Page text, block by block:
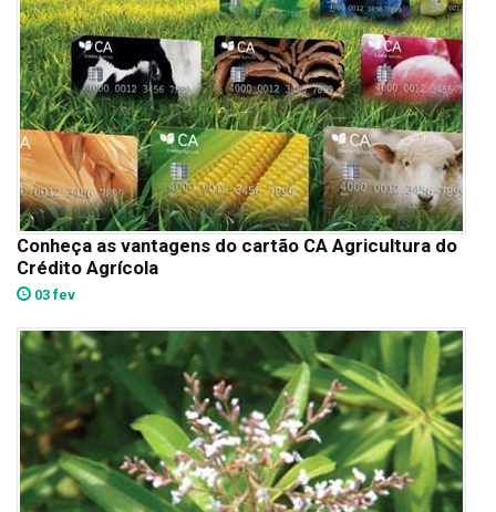
Conheça as vantagens do cartão CA Agricultura do
Crédito Agrícola
03 fev